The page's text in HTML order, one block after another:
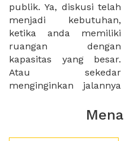
publik. Ya, diskusi telah
menjadi kebutuhan,
ketika anda memiliki
ruangan dengan
kapasitas yang besar.
Atau sekedar
menginginkan jalannya
tida perlu
mengkhawatirkan biaya
sehingga fokus
terhadap diskusi yang